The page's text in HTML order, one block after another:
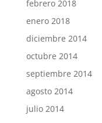
febrero 2018
enero 2018
diciembre 2014
octubre 2014
septiembre 2014
agosto 2014
julio 2014